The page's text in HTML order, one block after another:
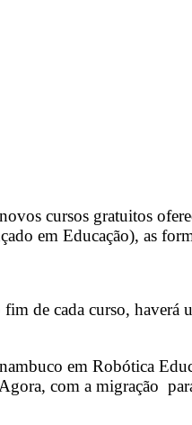
cursos gratuitos
em Educação), as
de cada curso,
em Robótica
com a migração